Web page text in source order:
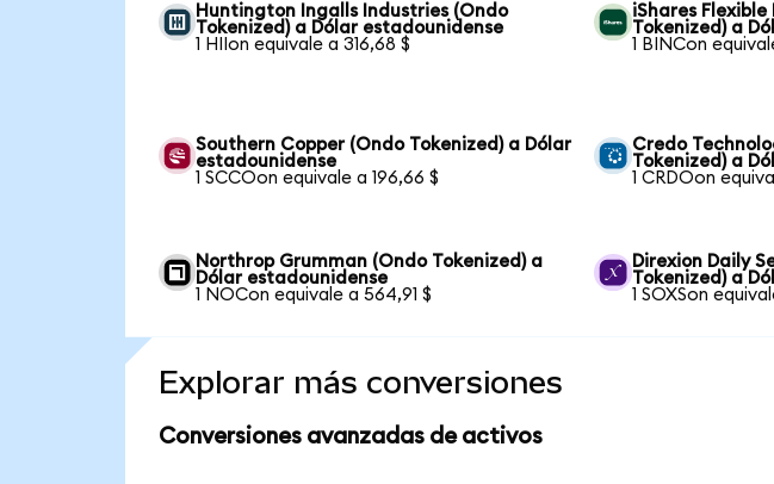
Huntington Ingalls Industries (Ondo
Tokenized) a Dólar estadounidense
1 HIIon equivale a 316,68 $
iShares
Tokenized) a
1 BINCon
Southern Copper (Ondo Tokenized) a Dólar
estadounidense
1 SCCOon equivale a 196,66 $
Credo
Tokenized) a
1 CRDOon
Northrop Grumman (Ondo Tokenized) a
Dólar estadounidense
1 NOCon equivale a 564,91 $
Direxion Daily
Tokenized) a
1 SOXSon
Explorar más conversiones
Conversiones avanzadas de activos